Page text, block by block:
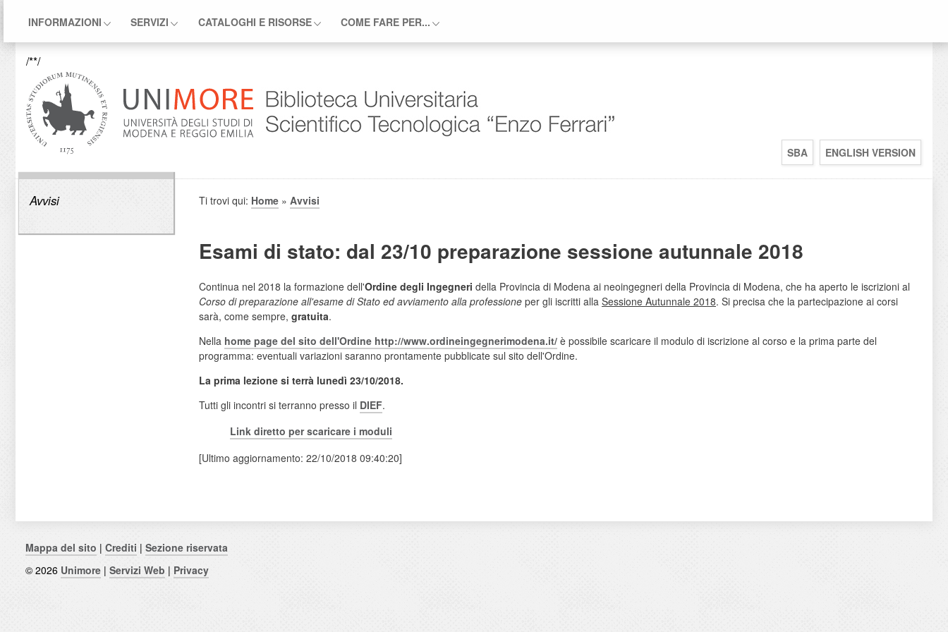
INFORMAZIONI SERVIZI CATALOGHI E RISORSE COME FARE PER...
/**/
SBA ENGLISH VERSION
Avvisi Ti trovi qui: Home » Avvisi
Esami di stato: dal 23/10 preparazione sessione autunnale 2018
Continua nel 2018 la formazione dell'Ordine degli Ingegneri della Provincia di Modena ai neoingegneri della Provincia di Modena, che ha aperto le iscrizioni al
Corso di preparazione all'esame di Stato ed avviamento alla professione per gli iscritti alla Sessione Autunnale 2018. Si precisa che la partecipazione ai corsi
sarà, come sempre, gratuita.
Nella home page del sito dell'Ordine http://www.ordineingegnerimodena.it/ è possibile scaricare il modulo di iscrizione al corso e la prima parte del
programma: eventuali variazioni saranno prontamente pubblicate sul sito dell'Ordine.
La prima lezione si terrà lunedì 23/10/2018.
Tutti gli incontri si terranno presso il DIEF.
Link diretto per scaricare i moduli
[Ultimo aggiornamento: 22/10/2018 09:40:20]
Mappa del sito | Crediti | Sezione riservata
© 2026 Unimore | Servizi Web | Privacy